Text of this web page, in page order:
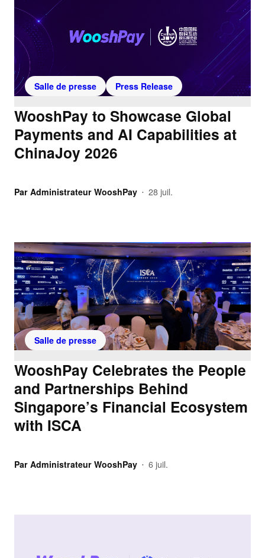
Salle de presse Press Release
WooshPay to Showcase Global
Payments and AI Capabilities at
ChinaJoy 2026
Par Administrateur WooshPay • 28 juil.
Salle de presse
WooshPay Celebrates the People
and Partnerships Behind
Singapore’s Financial Ecosystem
with ISCA
Par Administrateur WooshPay • 6 juil.